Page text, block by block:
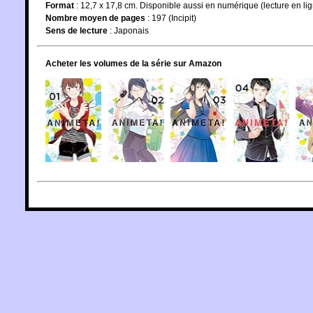
Format : 12,7 x 17,8 cm. Disponible aussi en numérique (lecture en
Nombre moyen de pages : 197 (Incipit)
Sens de lecture : Japonais
Acheter les volumes de la série sur Amazon